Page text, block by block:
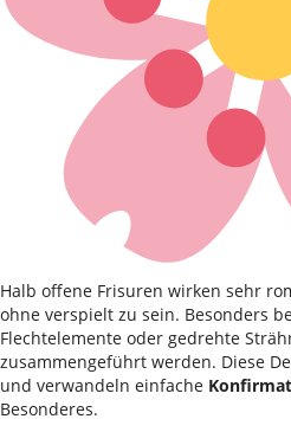
Halb offene Frisuren wirken sehr
ohne verspielt zu sein. Besonders
Flechtelemente oder gedrehte
zusammengeführt werden. Diese
und verwandeln einfache
Besonderes.